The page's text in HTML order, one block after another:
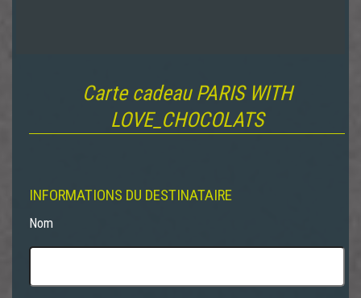
Carte cadeau PARIS WITH
LOVE_CHOCOLATS
INFORMATIONS DU DESTINATAIRE
Nom